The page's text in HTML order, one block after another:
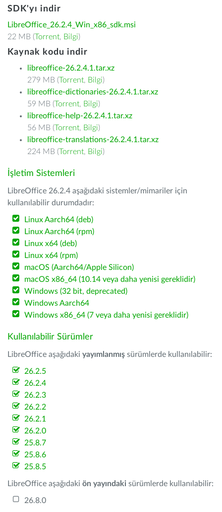
SDK'yı indir
LibreOffice_26.2.4_Win_x86_sdk.msi
22 MB (Torrent, Bilgi)
Kaynak kodu indir
libreoffice-26.2.4.1.tar.xz
279 MB (Torrent, Bilgi)
libreoffice-dictionaries-26.2.4.1.tar.xz
59 MB (Torrent, Bilgi)
libreoffice-help-26.2.4.1.tar.xz
56 MB (Torrent, Bilgi)
libreoffice-translations-26.2.4.1.tar.xz
224 MB (Torrent, Bilgi)
İşletim Sistemleri
LibreOffice 26.2.4 aşağıdaki sistemler/mimariler için
kullanılabilir durumdadır:
Linux Aarch64 (deb)
Linux Aarch64 (rpm)
Linux x64 (deb)
Linux x64 (rpm)
macOS (Aarch64/Apple Silicon)
macOS x86_64 (10.14 veya daha yenisi gereklidir)
Windows (32 bit, deprecated)
Windows Aarch64
Windows x86_64 (7 veya daha yenisi gereklidir)
Kullanılabilir Sürümler
LibreOffice aşağıdaki yayımlanmış sürümlerde kullanılabilir:
26.2.5
26.2.4
26.2.3
26.2.2
26.2.1
26.2.0
25.8.7
25.8.6
25.8.5
LibreOffice aşağıdaki ön yayındaki sürümlerde kullanılabilir:
26.8.0